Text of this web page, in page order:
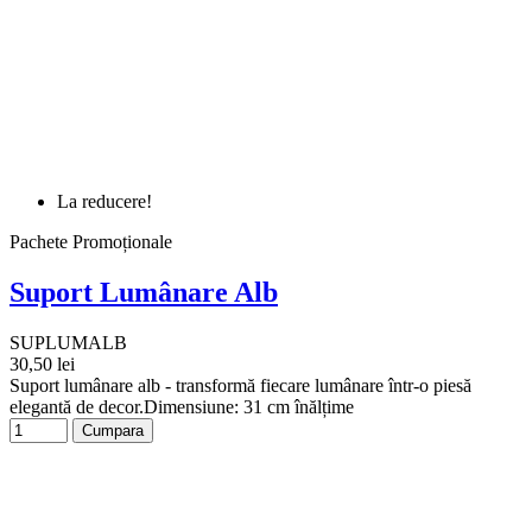
La reducere!
Pachete Promoționale
Suport Lumânare Alb
SUPLUMALB
30,50 lei
Suport lumânare alb - transformă fiecare lumânare într-o piesă
elegantă de decor.Dimensiune: 31 cm înălțime
Cumpara